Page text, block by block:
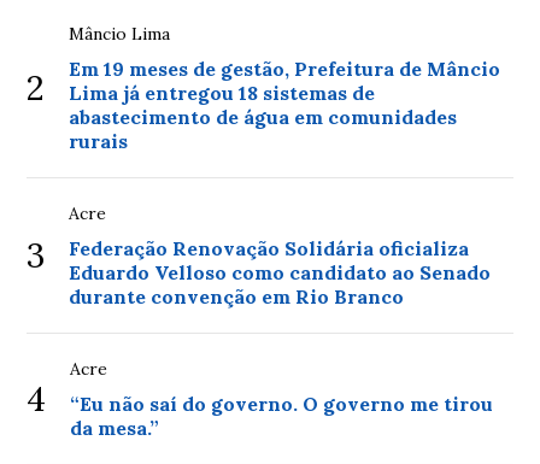
2
Mâncio Lima
Em 19 meses de gestão, Prefeitura de Mâncio
Lima já entregou 18 sistemas de
abastecimento de água em comunidades
rurais
3
Acre
Federação Renovação Solidária oficializa
Eduardo Velloso como candidato ao Senado
durante convenção em Rio Branco
4
Acre
“Eu não saí do governo. O governo me tirou
da mesa.”